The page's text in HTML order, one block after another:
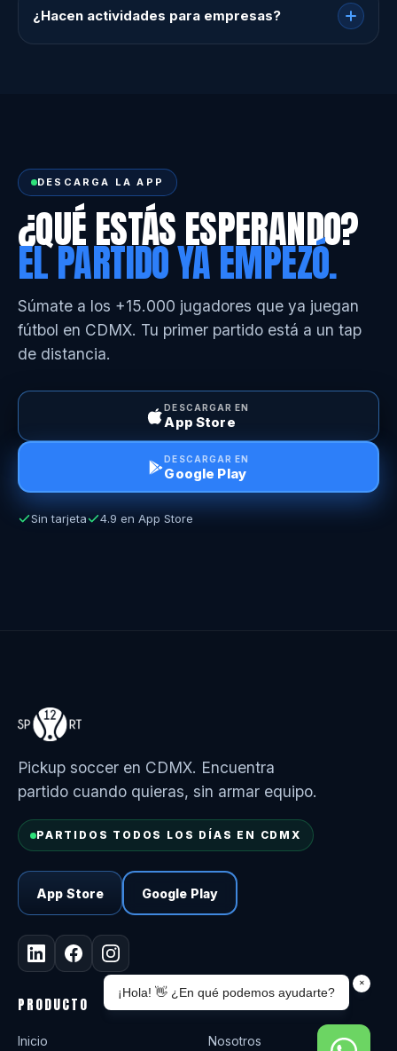
¿Hacen actividades para empresas?
DESCARGA LA APP
¿QUÉ ESTÁS ESPERANDO?
EL PARTIDO YA EMPEZÓ.
Súmate a los +15.000 jugadores que ya juegan
fútbol en CDMX. Tu primer partido está a un tap
de distancia.
DESCARGAR EN
App Store
DESCARGAR EN
Google Play
Sin tarjeta 4.9 en App Store
Pickup soccer en CDMX. Encuentra
partido cuando quieras, sin armar equipo.
PARTIDOS TODOS LOS DÍAS EN CDMX
App Store Google Play
PRODUCTO
Inicio
SPORT12
Nosotros